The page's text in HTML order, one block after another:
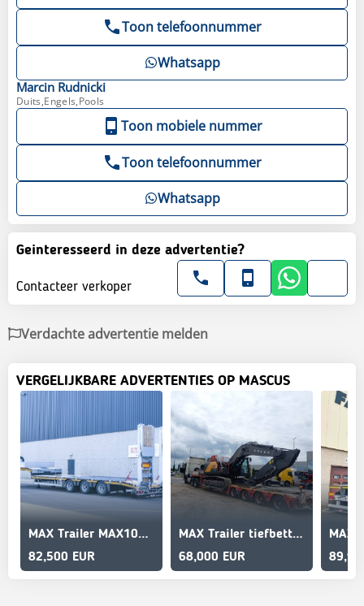
Toon telefoonnummer
Whatsapp
Marcin Rudnicki
Duits,Engels,Pools
Toon mobiele nummer
Toon telefoonnummer
Whatsapp
Geinteresseerd in deze advertentie?
Contacteer verkoper
Verdachte advertentie melden
VERGELIJKBARE ADVERTENTIES OP MASCUS
MAX Trailer MAX100 | Lifting platform | Podnoszona podłoga
82,500 EUR
MAX Trailer tiefbett 4 axle extension 3m widenings
68,000 EUR